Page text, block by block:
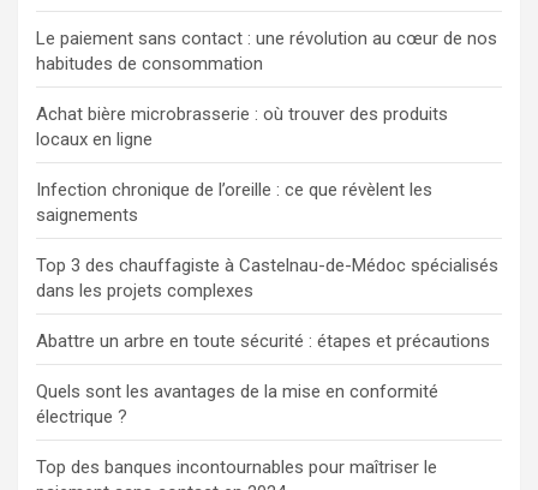
Le paiement sans contact : une révolution au cœur de nos
habitudes de consommation
Achat bière microbrasserie : où trouver des produits
locaux en ligne
Infection chronique de l’oreille : ce que révèlent les
saignements
Top 3 des chauffagiste à Castelnau-de-Médoc spécialisés
dans les projets complexes
Abattre un arbre en toute sécurité : étapes et précautions
Quels sont les avantages de la mise en conformité
électrique ?
Top des banques incontournables pour maîtriser le